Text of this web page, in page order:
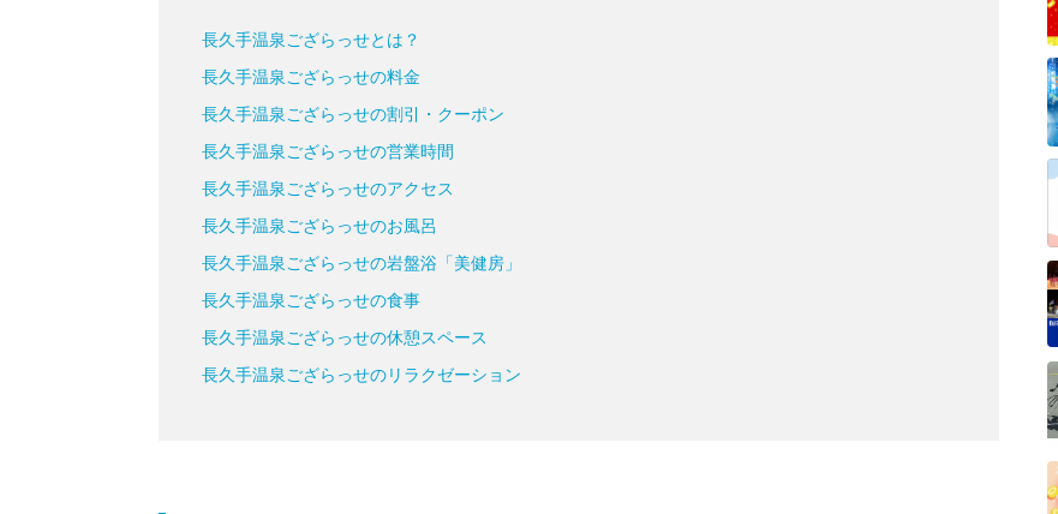
長久手温泉ござらっせとは？
長久手温泉ござらっせの料金
長久手温泉ござらっせの割引・クーポン
長久手温泉ござらっせの営業時間
長久手温泉ござらっせのアクセス
長久手温泉ござらっせのお風呂
長久手温泉ござらっせの岩盤浴「美健房」
長久手温泉ござらっせの食事
長久手温泉ござらっせの休憩スペース
長久手温泉ござらっせのリラクゼーション